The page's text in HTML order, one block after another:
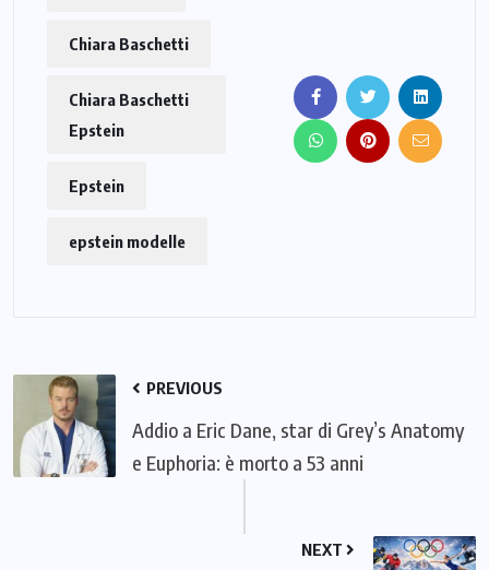
Chiara Baschetti
Chiara Baschetti
Epstein
Epstein
epstein modelle
PREVIOUS
Addio a Eric Dane, star di Grey’s Anatomy
e Euphoria: è morto a 53 anni
NEXT